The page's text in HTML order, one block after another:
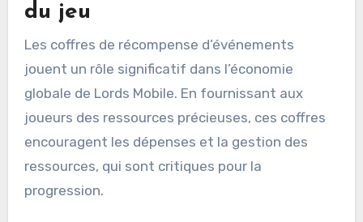
du jeu
Les coffres de récompense d’événements
jouent un rôle significatif dans l’économie
globale de Lords Mobile. En fournissant aux
joueurs des ressources précieuses, ces coffres
encouragent les dépenses et la gestion des
ressources, qui sont critiques pour la
progression.